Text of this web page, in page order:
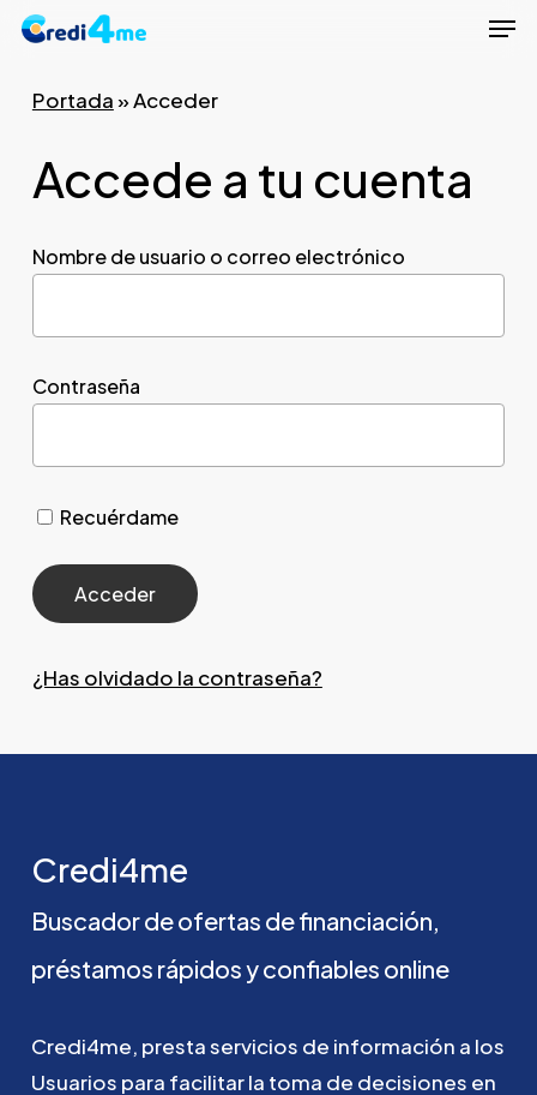
Skip
mainPortada»Acceder
Accede a tu cuenta
Nombre de usuario o correo electrónico
Contraseña
Recuérdame
¿Has olvidado la contraseña?
Credi4me
Buscadordeofertas definanciación,
préstamos rápidosyconfiables online
Credi4me, prestaservicios de información a los
Usuarios para facilitarla toma de decisiones en